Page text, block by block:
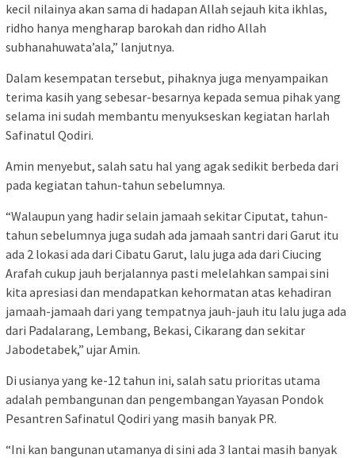
kecil nilainya akan sama di hadapan Allah sejauh kita ikhlas,
ridho hanya mengharap barokah dan ridho Allah
subhanahuwata’ala,” lanjutnya.
Dalam kesempatan tersebut, pihaknya juga menyampaikan
terima kasih yang sebesar-besarnya kepada semua pihak yang
selama ini sudah membantu menyukseskan kegiatan harlah
Safinatul Qodiri.
Amin menyebut, salah satu hal yang agak sedikit berbeda dari
pada kegiatan tahun-tahun sebelumnya.
“Walaupun yang hadir selain jamaah sekitar Ciputat, tahun-
tahun sebelumnya juga sudah ada jamaah santri dari Garut itu
ada 2 lokasi ada dari Cibatu Garut, lalu juga ada dari Ciucing
Arafah cukup jauh berjalannya pasti melelahkan sampai sini
kita apresiasi dan mendapatkan kehormatan atas kehadiran
jamaah-jamaah dari yang tempatnya jauh-jauh itu lalu juga ada
dari Padalarang, Lembang, Bekasi, Cikarang dan sekitar
Jabodetabek,” ujar Amin.
Di usianya yang ke-12 tahun ini, salah satu prioritas utama
adalah pembangunan dan pengembangan Yayasan Pondok
Pesantren Safinatul Qodiri yang masih banyak PR.
“Ini kan bangunan utamanya di sini ada 3 lantai masih banyak